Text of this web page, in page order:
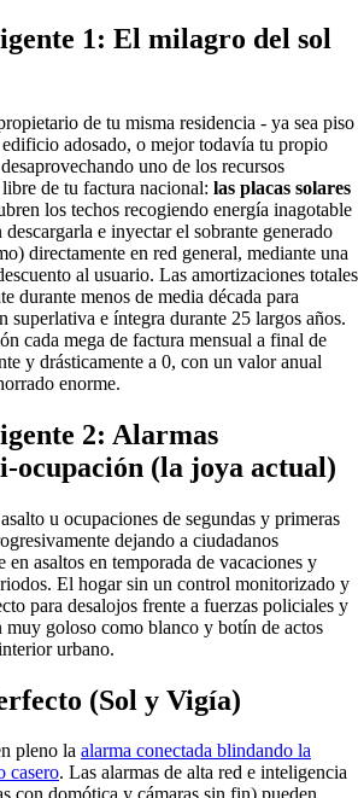
1: El milagro del sol
de tu misma residencia - ya sea piso
adosado, o mejor todavía tu propio
uno de los recursos
de tu factura nacional: las placas solares
los techos recogiendo energía inagotable
e inyectar el sobrante generado
directamente en red general, mediante una
al usuario. Las amortizaciones totales
durante menos de media década para
superlativa e íntegra durante 25 largos años.
cada mega de factura mensual a final de
y drásticamente a 0, con un valor anual
enorme.
2: Alarmas
ocupación (la joya actual)
u ocupaciones de segundas y primeras
dejando a ciudadanos
en asaltos en temporada de vacaciones y
El hogar sin un control monitorizado y
para desalojos frente a fuerzas policiales y
muy goloso como blanco y botín de actos
urbano.
(Sol y Vigía)
pleno la alarma conectada blindando la
casero. Las alarmas de alta red e inteligencia